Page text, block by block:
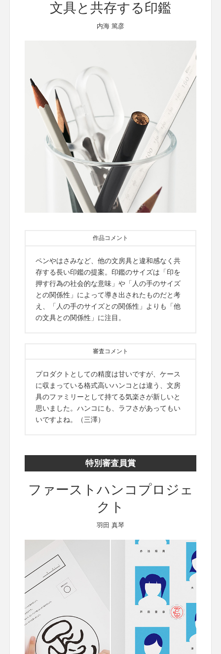
文具と共存する印鑑
内海 篤彦
作品コメント
ペンやはさみなど、他の文房具と違和感なく共
存する長い印鑑の提案。印鑑のサイズは「印を
押す行為の社会的な意味」や「人の手のサイズ
との関係性」によって導き出されたものだと考
え、「人の手のサイズとの関係性」よりも「他
の文具との関係性」に注目。
審査コメント
プロダクトとしての精度は甘いですが、ケース
に収まっている格式高いハンコとは違う、文房
具のファミリーとして持てる気楽さが新しいと
思いました。ハンコにも、ラフさがあってもい
いですよね。（三澤）
特別審査員賞
ファーストハンコプロジェ
クト
羽田 真琴